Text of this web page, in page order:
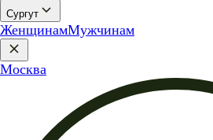
Сургут
ЖенщинамМужчинам
Москва